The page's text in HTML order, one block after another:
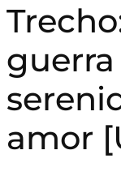
amor